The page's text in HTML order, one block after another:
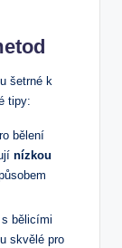
šetrné k
tipy:
bělení
nízkou
bělicími
skvělé pro